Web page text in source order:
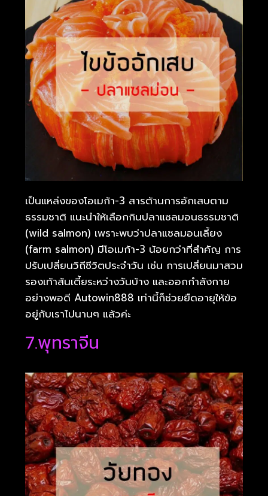
เป็นแหล่งของโอเมก้า-3 สารต้านการอักเสบตาม
ธรรมชาติ แนะนำให้เลือกกินปลาแซลมอนธรรมชาติ
(wild salmon) เพราะพบว่าปลาแซลมอนเลี้ยง
(farm salmon) มีโอเมก้า-3 น้อยกว่าที่สำคัญ การ
ปรับเปลี่ยนวิถีชีวิตประจำวัน เช่น การเปลี่ยนมาสวม
รองเท้าส้นเตี้ยระหว่างวันบ้าง และออกกำลังกาย
อย่างพอดี Autowin888 เท่านี้ก็ช่วยยืดอายุให้ข้อ
อยู่กับเราไปนานๆ แล้วค่ะ
7.พุทราจีน